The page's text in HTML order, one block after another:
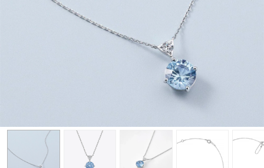
すべてのジュエリー